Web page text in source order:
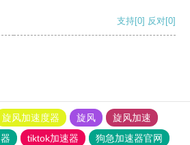
支持[0] 反对[0]
旋风加速度器 旋风
旋风加速
tiktok加速器
狗急加速器官网